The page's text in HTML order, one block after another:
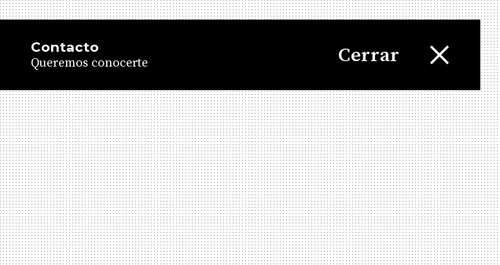
Contacto
Queremos conocerte
Cerrar